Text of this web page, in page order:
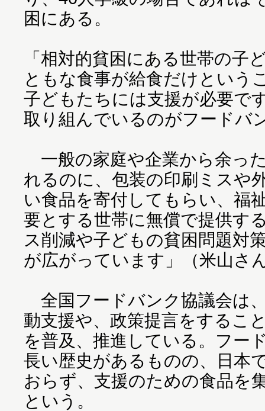
困にある。
「相対的貧困にある世帯の子
ともな食事が給食だけという
子どもたちには支援が必要で
取り組んでいるのがフードバ
一般の家庭や企業から余っ
れるのに、包装の印刷ミスや
い食品を寄付してもらい、福
要とする世帯に無償で提供す
ス削減や子どもの貧困問題対
が広がっています」（米山さ
全国フードバンク協議会は
動支援や、政策提言をするこ
を普及、推進している。フー
長い歴史があるものの、日本
おらず、支援のための食品を
という。